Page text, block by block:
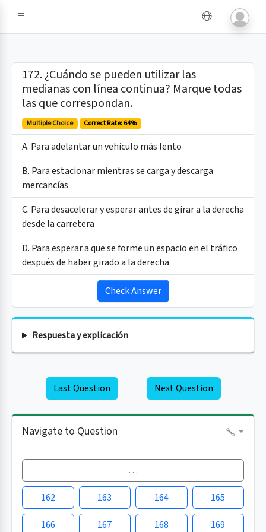
IA
172. ¿Cuándo se pueden utilizar las
medianas con línea continua? Marque todas
las que correspondan.
Multiple Choice Correct Rate: 64%
A. Para adelantar un vehículo más lento
B. Para estacionar mientras se carga y descarga
mercancías
C. Para desacelerar y esperar antes de girar a la derecha
desde la carretera
D. Para esperar a que se forme un espacio en el tráfico
después de haber girado a la derecha
Check Answer
Respuesta y explicación
Last Question Next Question
Navigate to Question
…
162 163 164 165
166 167 168 169